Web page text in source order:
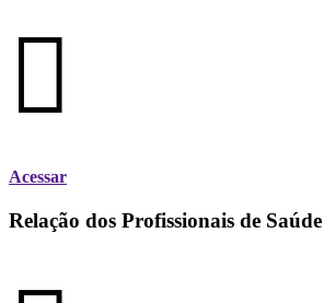
Acessar
Relação dos Profissionais de Saúde